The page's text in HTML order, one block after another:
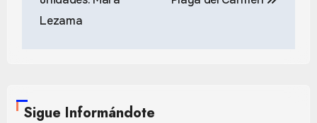
Lezama
Sigue Informándote